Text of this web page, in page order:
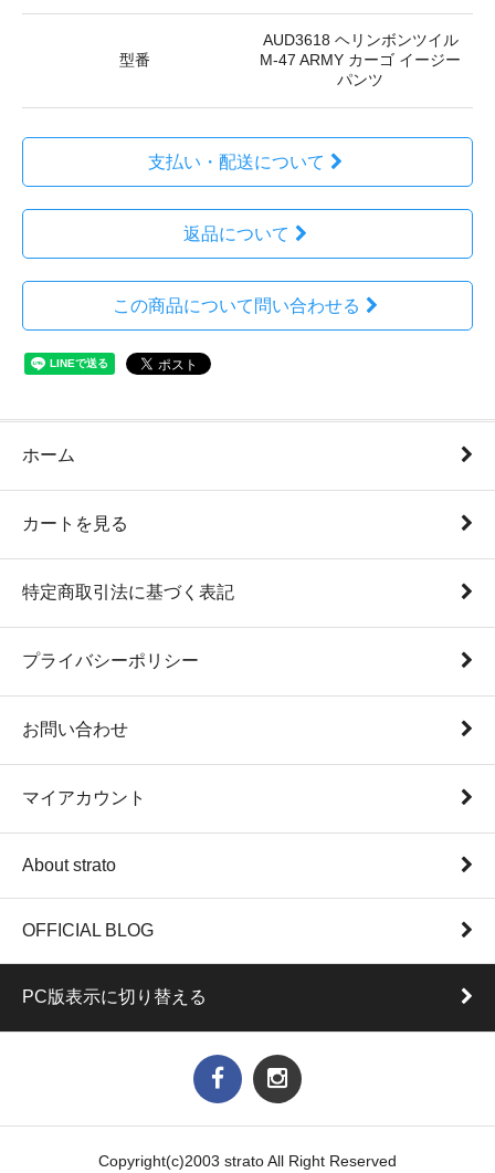
型番
AUD3618 ヘリンボンツイル
M-47 ARMY カーゴ イージー
パンツ
支払い・配送について
返品について
この商品について問い合わせる
ホーム
カートを見る
特定商取引法に基づく表記
プライバシーポリシー
お問い合わせ
マイアカウント
About strato
OFFICIAL BLOG
PC版表示に切り替える
Copyright(c)2003 strato All Right Reserved